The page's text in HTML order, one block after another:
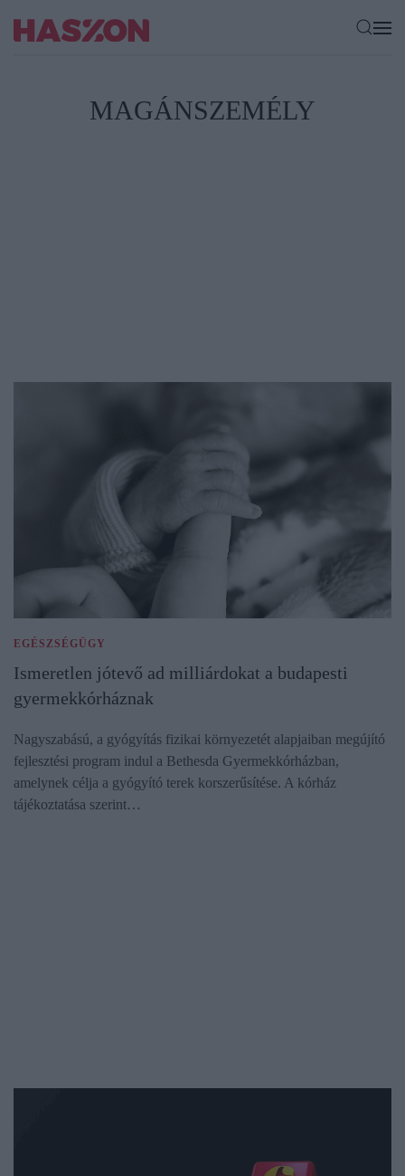
MAGÁNSZEMÉLY
EGÉSZSÉGÜGY
Ismeretlen jótevő ad milliárdokat a budapesti
gyermekkórháznak
Nagyszabású, a gyógyítás fizikai környezetét alapjaiban megújító
fejlesztési program indul a Bethesda Gyermekkórházban,
amelynek célja a gyógyító terek korszerűsítése. A kórház
tájékoztatása szerint…